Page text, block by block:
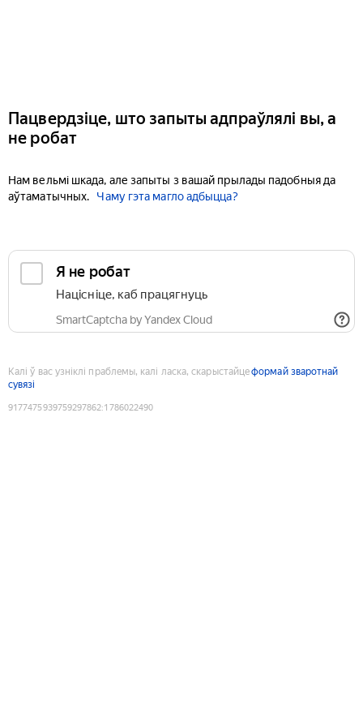
Пацвердзіце, што запыты адпраўлялі вы, а
не робат
Нам вельмі шкада, але запыты з вашай прылады падобныя да
аўтаматычных.
Чаму гэта магло адбыцца?
Я не робат
Націсніце, каб працягнуць
SmartCaptcha by Yandex Cloud
Калі ў вас узніклі праблемы, калі ласка, скарыстайцеформай зваротнай
сувязі
9177475939759297862:1786022490